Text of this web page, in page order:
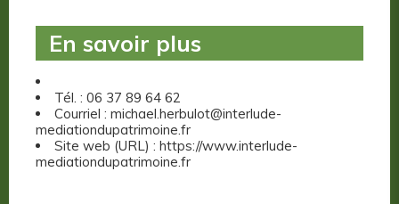
En savoir plus
Tél. : 06 37 89 64 62
Courriel : michael.herbulot@interlude-
mediationdupatrimoine.fr
Site web (URL) : https://www.interlude-
mediationdupatrimoine.fr